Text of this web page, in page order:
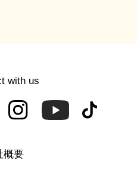
with us
概要